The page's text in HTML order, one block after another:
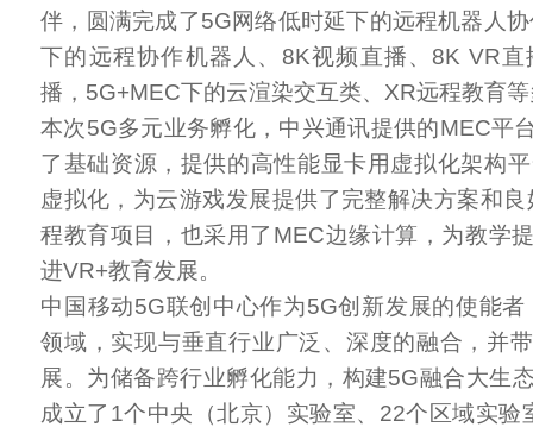
伴，圆满完成了5G网络低时延下的远程机器人
下的远程协作机器人、8K视频直播、8K VR
播，5G+MEC下的云渲染交互类、XR远程教育
本次5G多元业务孵化，中兴通讯提供的MEC平
了基础资源，提供的高性能显卡用虚拟化架构
虚拟化，为云游戏发展提供了完整解决方案和
程教育项目，也采用了MEC边缘计算，为教学
进VR+教育发展。
中国移动5G联创中心作为5G创新发展的使能
领域，实现与垂直行业广泛、深度的融合，并
展。为储备跨行业孵化能力，构建5G融合大生
成立了1个中央（北京）实验室、22个区域实验